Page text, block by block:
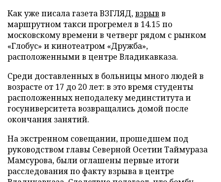
Как уже писала газета ВЗГЛЯД,взрыв в
маршрутном такси прогремел в 14.15 по
московскому времени в четверг рядом с рынком
«Глобус» и кинотеатром «Дружба»,
расположенными в центре Владикавказа.
Среди доставленных в больницы много людей в
возрасте от 17 до 20 лет: в это время студенты
расположенных неподалеку мединститута и
госуниверситета возвращались домой после
окончания занятий.
На экстренном совещании, прошедшем под
руководством главы Северной Осетии Таймураза
Мамсурова, были оглашены первые итоги
расследования по факту взрыва в центре